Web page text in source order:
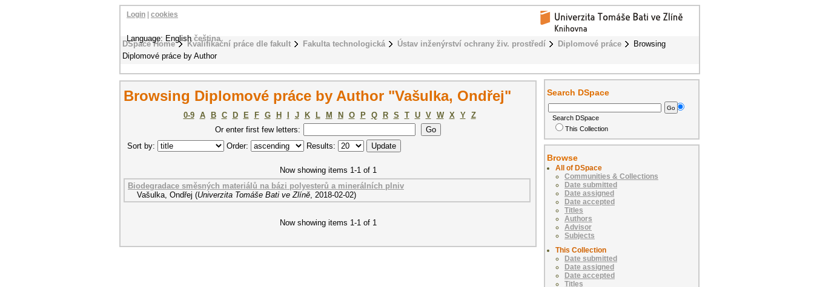
DSpace Home Kvalifikační práce dle fakult Fakulta technologická Ústav inženýrství ochrany živ. prostředí Diplomové práce
Browsing
Diplomové práce by Author
Login cookies
Language: Englishčeština
Browsing Diplomové práce by Author "Vašulka, Ondřej"
0-9 A B C D E F G H J K L M N O P Q R S T U V W X Y
Z
Or enter first few letters:
Sort by:
Order: Results:
Now showing items 1-1 of 1
Biodegradace směsných materiálů na bázi polyesterů a minerálních plniv
Vašulka, Ondřej (Univerzita Tomáše Bati ve Zlíně, 2018-02-02)
Now showing items 1-1 of 1
Search DSpace
Search DSpace
This Collection
Browse
All of DSpace
Communities & Collections
Date submitted
Date assigned
Date accepted
Titles
Authors
Advisor
Subjects
This Collection
Date submitted
Date assigned
Date accepted
Titles